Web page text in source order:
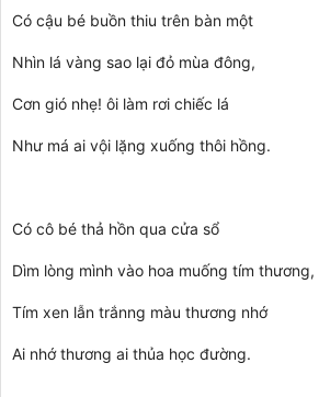
Có cậu bé buồn thiu trên bàn một
Nhìn lá vàng sao lại đỏ mùa đông,
Cơn gió nhẹ! ôi làm rơi chiếc lá
Như má ai vội lặng xuống thôi hồng.
Có cô bé thả hồn qua cửa sổ
Dìm lòng mình vào hoa muống tím thương,
Tím xen lẫn trắnng màu thương nhớ
Ai nhớ thương ai thủa học đường.